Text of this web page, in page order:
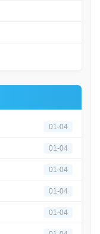
01-04
01-04
01-04
01-04
01-04